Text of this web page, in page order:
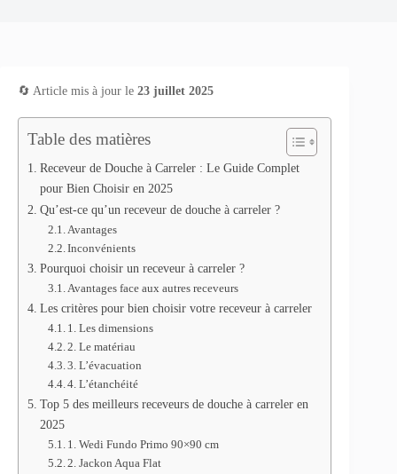
🔄 Article mis à jour le 23 juillet 2025
Table des matières
Receveur de Douche à Carreler : Le Guide Complet
pour Bien Choisir en 2025
Qu’est-ce qu’un receveur de douche à carreler ?
Avantages
Inconvénients
Pourquoi choisir un receveur à carreler ?
Avantages face aux autres receveurs
Les critères pour bien choisir votre receveur à carreler
1. Les dimensions
2. Le matériau
3. L’évacuation
4. L’étanchéité
Top 5 des meilleurs receveurs de douche à carreler en
2025
1. Wedi Fundo Primo 90×90 cm
2. Jackon Aqua Flat